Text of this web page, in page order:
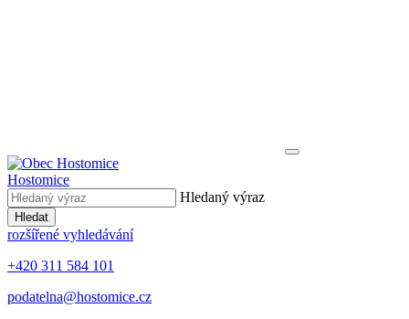
Hostomice
Hledaný výraz
Hledat
rozšířené vyhledávání
+420 311 584 101
podatelna@hostomice.cz